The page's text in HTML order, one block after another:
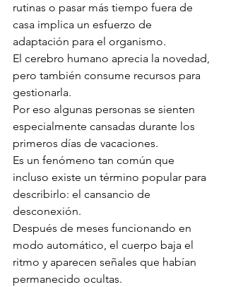
rutinas o pasar más tiempo fuera de
casa implica un esfuerzo de
adaptación para el organismo.
El cerebro humano aprecia la novedad,
pero también consume recursos para
gestionarla.
Por eso algunas personas se sienten
especialmente cansadas durante los
primeros días de vacaciones.
Es un fenómeno tan común que
incluso existe un término popular para
describirlo: el cansancio de
desconexión.
Después de meses funcionando en
modo automático, el cuerpo baja el
ritmo y aparecen señales que habían
permanecido ocultas.